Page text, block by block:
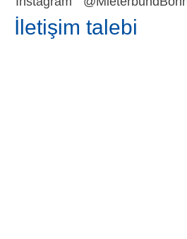
İletişim talebi